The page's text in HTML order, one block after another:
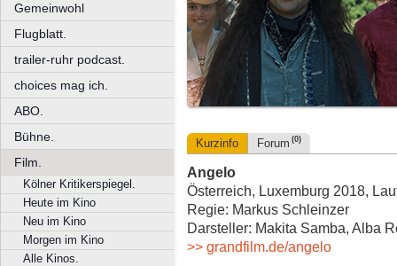
Gemeinwohl
Flugblatt.
trailer-ruhr podcast.
choices mag ich.
ABO.
Bühne.
Film.
Kölner Kritikerspiegel.
Heute im Kino
Neu im Kino
Morgen im Kino
Alle Kinos.
Kurzinfo Forum (0)
Angelo
Österreich, Luxemburg 2018,
Regie: Markus Schleinzer
Darsteller: Makita Samba, Alba
>> grandfilm.de/angelo